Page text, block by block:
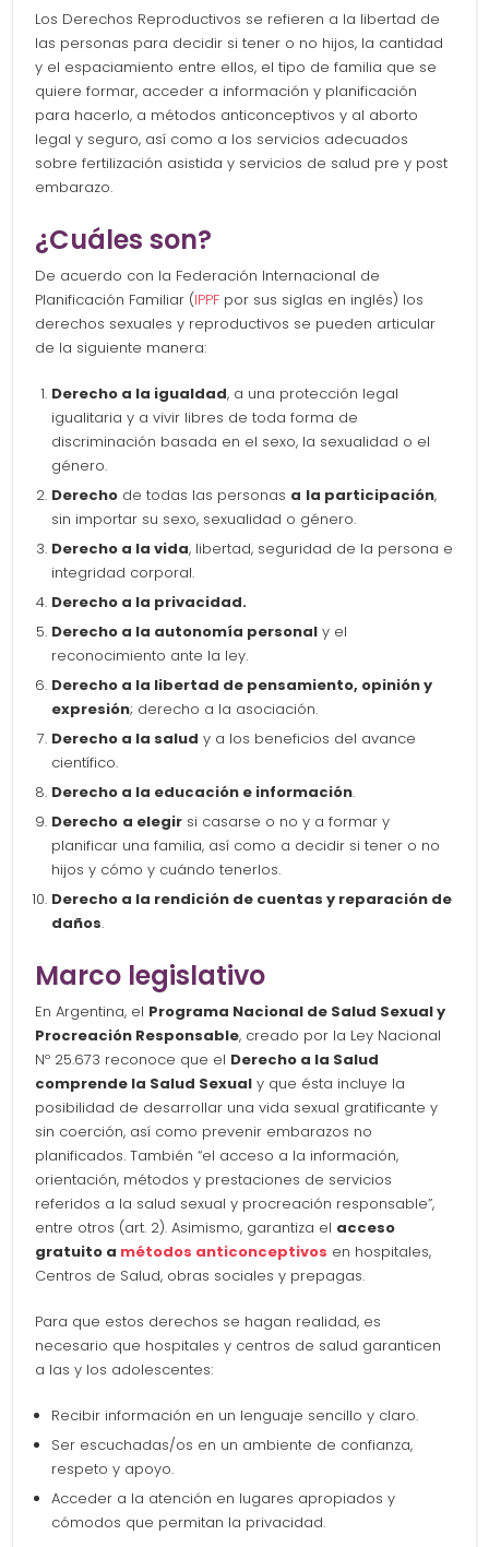
Los Derechos Reproductivos se refieren a la libertad de
las personas para decidir si tener o no hijos, la cantidad
y el espaciamiento entre ellos, el tipo de familia que se
quiere formar, acceder a información y planificación
para hacerlo, a métodos anticonceptivos y al aborto
legal y seguro, así como a los servicios adecuados
sobre fertilización asistida y servicios de salud pre y post
embarazo.
¿Cuáles son?
De acuerdo con la Federación Internacional de
Planificación Familiar (IPPF por sus siglas en inglés) los
derechos sexuales y reproductivos se pueden articular
de la siguiente manera:
Derecho a la igualdad, a una protección legal
igualitaria y a vivir libres de toda forma de
discriminación basada en el sexo, la sexualidad o el
género.
Derecho de todas las personas a la participación,
sin importar su sexo, sexualidad o género.
Derecho a la vida, libertad, seguridad de la persona e
integridad corporal.
Derecho a la privacidad.
Derecho a la autonomía personal y el
reconocimiento ante la ley.
Derecho a la libertad de pensamiento, opinión y
expresión; derecho a la asociación.
Derecho a la salud y a los beneficios del avance
científico.
Derecho a la educación e información.
Derecho a elegir si casarse o no y a formar y
planificar una familia, así como a decidir si tener o no
hijos y cómo y cuándo tenerlos.
Derecho a la rendición de cuentas y reparación de
daños.
Marco legislativo
En Argentina, el Programa Nacional de Salud Sexual y
Procreación Responsable, creado por la Ley Nacional
Nº 25.673 reconoce que el Derecho a la Salud
comprende la Salud Sexual y que ésta incluye la
posibilidad de desarrollar una vida sexual gratificante y
sin coerción, así como prevenir embarazos no
planificados. También “el acceso a la información,
orientación, métodos y prestaciones de servicios
referidos a la salud sexual y procreación responsable”,
entre otros (art. 2). Asimismo, garantiza el acceso
gratuito a métodos anticonceptivos en hospitales,
Centros de Salud, obras sociales y prepagas.
Para que estos derechos se hagan realidad, es
necesario que hospitales y centros de salud garanticen
a las y los adolescentes:
Recibir información en un lenguaje sencillo y claro.
Ser escuchadas/os en un ambiente de confianza,
respeto y apoyo.
Acceder a la atención en lugares apropiados y
cómodos que permitan la privacidad.